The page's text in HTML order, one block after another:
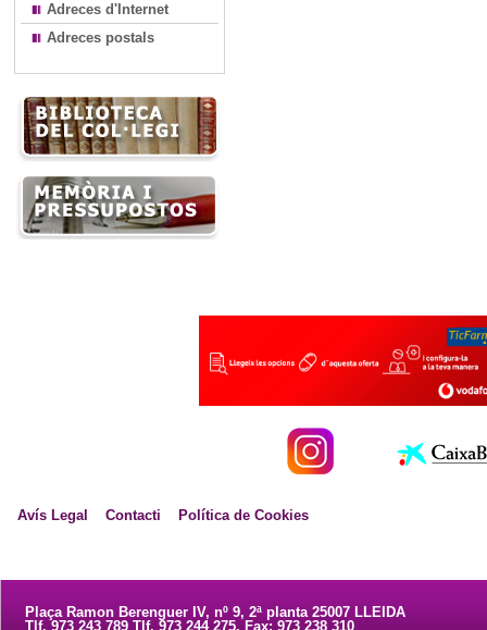
Adreces d'Internet
Adreces postals
Avís Legal Contacti Política de Cookies
Plaça Ramon Berenguer IV, nº 9, 2ª planta 25007 LLEIDA
Tlf. 973 243 789 Tlf. 973 244 275. Fax: 973 238 310